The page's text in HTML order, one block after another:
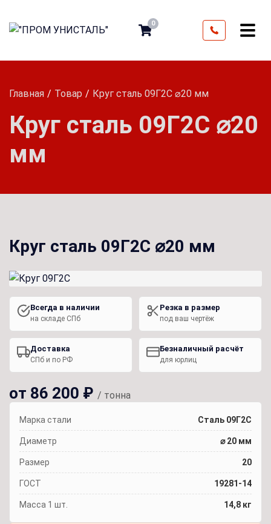
0
Главная Товар Круг сталь 09Г2С ⌀20 мм
Круг сталь 09Г2С ⌀20
мм
Круг сталь 09Г2С ⌀20 мм
Всегда в наличии
на складе СПб
Резка в размер
под ваш чертёж
Доставка
СПб и по РФ
Безналичный расчёт
для юрлиц
от 86 200 ₽ / тонна
Марка стали Сталь 09Г2С
Диаметр ⌀ 20 мм
Размер 20
ГОСТ 19281-14
Масса 1 шт. 14,8 кг